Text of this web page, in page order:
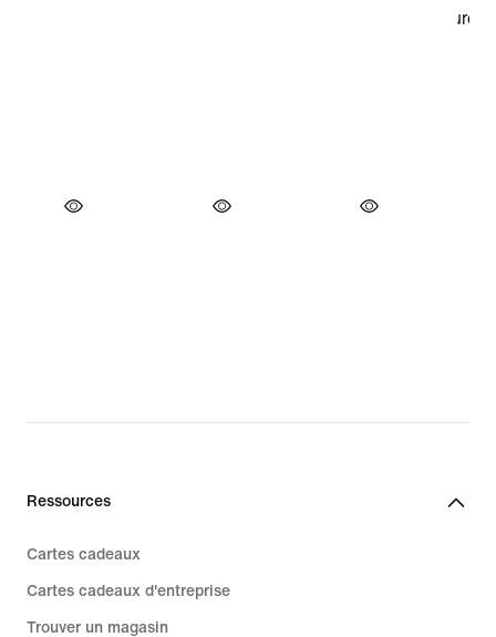
Ressources
Cartes cadeaux
Cartes cadeaux d'entreprise
Trouver un magasin